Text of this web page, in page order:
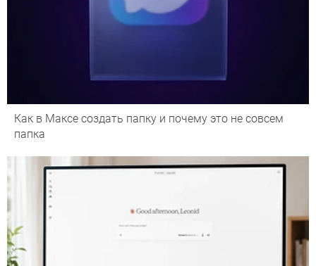
Как в Максе создать папку и почему это не совсем
папка